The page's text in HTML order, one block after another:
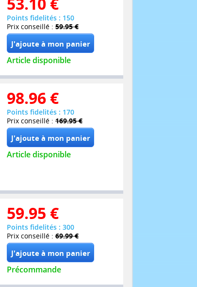
Points fidelités : 150
Prix conseillé : 59.95 €
Article disponible
98.96 €
Points fidelités : 170
Prix conseillé : 169.95 €
Article disponible
59.95 €
Points fidelités : 300
Prix conseillé : 69.99 €
Précommande